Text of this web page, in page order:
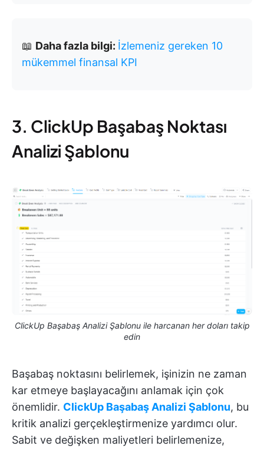
📖 Daha fazla bilgi: İzlemeniz gereken 10
mükemmel finansal KPI
3. ClickUp Başabaş Noktası
Analizi Şablonu
ClickUp Başabaş Analizi Şablonu ile harcanan her doları takip
edin
Başabaş noktasını belirlemek, işinizin ne zaman
kar etmeye başlayacağını anlamak için çok
önemlidir. ClickUp Başabaş Analizi Şablonu, bu
kritik analizi gerçekleştirmenize yardımcı olur.
Sabit ve değişken maliyetleri belirlemenize,